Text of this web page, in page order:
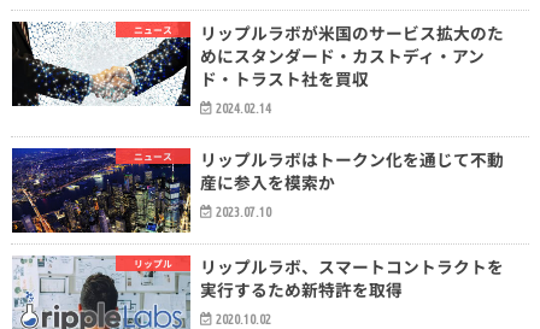
ニュース
リップルラボが米国のサービス拡大のた
めにスタンダード・カストディ・アン
ド・トラスト社を買収
2024.02.14
ニュース
リップルラボはトークン化を通じて不動
産に参入を模索か
2023.07.10
リップル
リップルラボ、スマートコントラクトを
実行するため新特許を取得
2020.10.02